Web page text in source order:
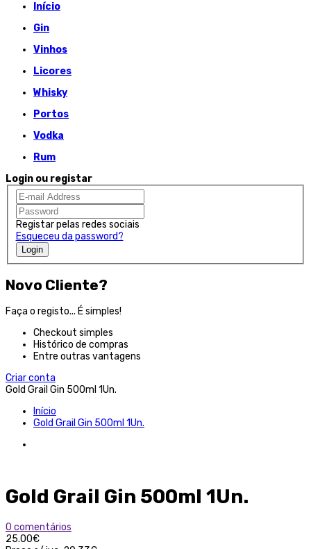
Início
Gin
Vinhos
Licores
Whisky
Portos
Vodka
Rum
Login ou registar
Registar pelas redes sociais
Esqueceu da password?
Login
Novo Cliente?
Faça o registo... É simples!
Checkout simples
Histórico de compras
Entre outras vantagens
Criar conta
Gold Grail Gin 500ml 1Un.
Início
Gold Grail Gin 500ml 1Un.
Gold Grail Gin 500ml 1Un.
0 comentários
25.00€